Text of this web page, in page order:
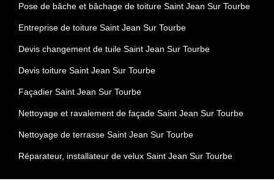
Pose de bâche et bâchage de toiture Saint Jean Sur Tourbe
Entreprise de toiture Saint Jean Sur Tourbe
Devis changement de tuile Saint Jean Sur Tourbe
Devis toiture Saint Jean Sur Tourbe
Façadier Saint Jean Sur Tourbe
Nettoyage et ravalement de façade Saint Jean Sur Tourbe
Nettoyage de terrasse Saint Jean Sur Tourbe
Réparateur, installateur de velux Saint Jean Sur Tourbe